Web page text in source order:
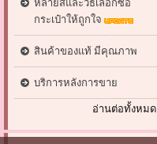
หลายสีและวิธีเลือกซื้อ
กระเป๋าให้ถูกใจ
สินค้าของแท้ มีคุณภาพ
บริการหลังการขาย
อ่านต่อทั้งหมด